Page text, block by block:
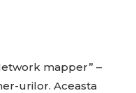
mapper” –
urilor. Aceasta